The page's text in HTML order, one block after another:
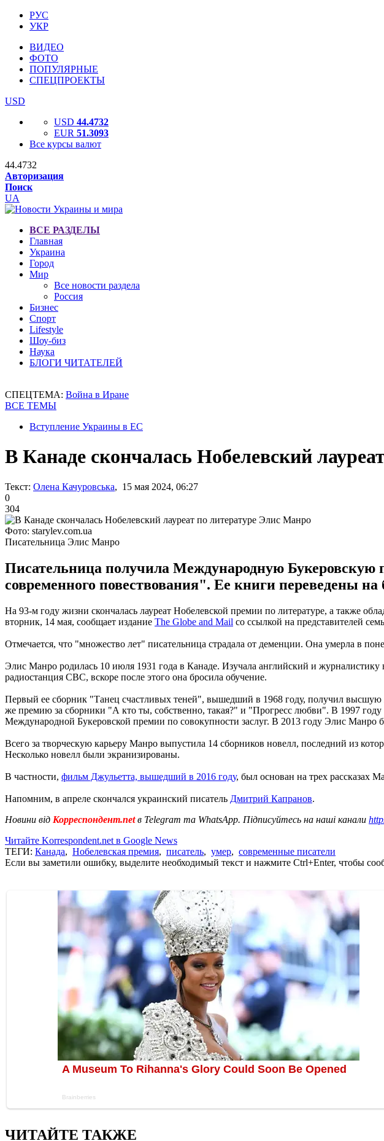
РУС
УКР
ВИДЕО
ФОТО
ПОПУЛЯРНЫЕ
СПЕЦПРОЕКТЫ
USD
USD 44.4732
EUR 51.3093
Все курсы валют
44.4732
Авторизация
Поиск
UA
ВСЕ РАЗДЕЛЫ
Главная
Украина
Город
Мир
Все новости раздела
Россия
Бизнес
Спорт
Lifestyle
Шоу-биз
Наука
БЛОГИ ЧИТАТЕЛЕЙ
СПЕЦТЕМА: Война в Иране
ВСЕ ТЕМЫ
Вступление Украины в ЕС
В Канаде скончалась Нобелевский
Текст: Олена Качуровська, 15 мая 2024, 06:27
0
304
Фото: starylev.com.ua
Писательница Элис Манро
Писательница получила Международную
современного повествования". Ее книги переведены на
На 93-м году жизни скончалась лауреат Нобелевской премии по литературе, а также
вторник, 14 мая, сообщает издание The Globe and Mail со ссылкой на представителей
Отмечается, что "множество лет" писательница страдала от деменции. Она умерла в
Элис Манро родилась 10 июля 1931 года в Канаде. Изучала английский и
радиостанция CBC, вскоре после этого она бросила обучение.
Первый ее сборник "Танец счастливых теней", вышедший в 1968 году, получил
же премию за сборники "А кто ты, собственно, такая?" и "Прогресс любви". В 1997
Международной Букеровской премии по совокупности заслуг. В 2013 году Элис Манро
Всего за творческую карьеру Манро выпустила 14 сборников новелл, последний из
Несколько новелл были экранизированы.
В частности, фильм Джульетта, вышедший в 2016 году, был основан на трех рассказах
Напомним, в апреле скончался украинский писатель Дмитрий Капранов.
Новини від Корреспондент.netв Telegram та WhatsApp. Підписуйтесь на наші канали
Читайте Korrespondent.net в Google News
ТЕГИ: Канада, Нобелевская премия, писатель, умер, современные писатели
Если вы заметили ошибку, выделите необходимый текст и нажмите Ctrl+Enter, чтобы
ЧИТАЙТЕ ТАКЖЕ